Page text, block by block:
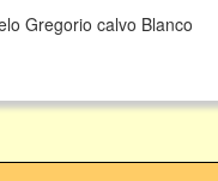
Gregorio calvo Blanco